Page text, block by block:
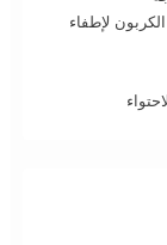
لإطفاء